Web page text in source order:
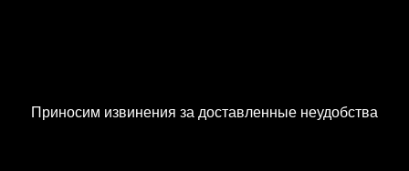
Приносим извинения за доставленные неудобства